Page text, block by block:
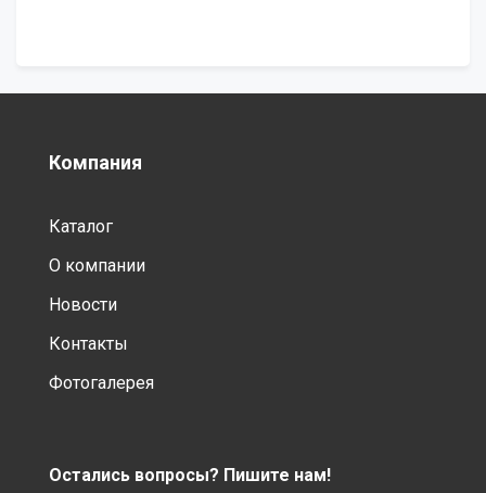
Компания
Каталог
О компании
Новости
Контакты
Фотогалерея
Остались вопросы? Пишите нам!